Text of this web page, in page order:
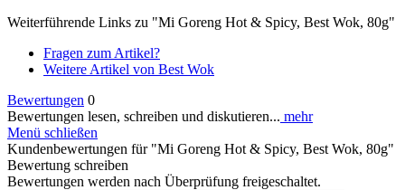
Weiterführende Links zu "Mi Goreng Hot & Spicy, Best Wok, 80g"
Fragen zum Artikel?
Weitere Artikel von Best Wok
Bewertungen 0
Bewertungen lesen, schreiben und diskutieren... mehr
Menü schließen
Kundenbewertungen für "Mi Goreng Hot & Spicy, Best Wok, 80g"
Bewertung schreiben
Bewertungen werden nach Überprüfung freigeschaltet.